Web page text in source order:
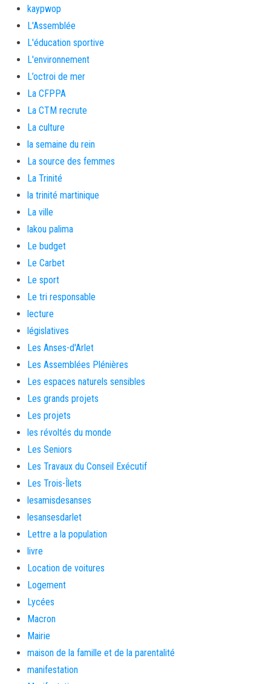
kaypwop
L'Assemblée
L'éducation sportive
L'environnement
L’octroi de mer
La CFPPA
La CTM recrute
La culture
la semaine du rein
La source des femmes
La Trinité
la trinité martinique
La ville
lakou palima
Le budget
Le Carbet
Le sport
Le tri responsable
lecture
législatives
Les Anses-d'Arlet
Les Assemblées Plénières
Les espaces naturels sensibles
Les grands projets
Les projets
les révoltés du monde
Les Seniors
Les Travaux du Conseil Exécutif
Les Trois-Îlets
lesamisdesanses
lesansesdarlet
Lettre a la population
livre
Location de voitures
Logement
Lycées
Macron
Mairie
maison de la famille et de la parentalité
manifestation